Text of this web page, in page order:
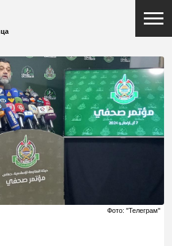
Фото: "Телеграм"